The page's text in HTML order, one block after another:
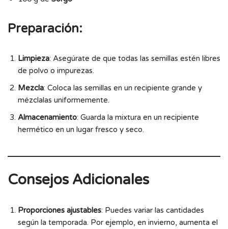
Preparación:
Limpieza: Asegúrate de que todas las semillas estén libres
de polvo o impurezas.
Mezcla: Coloca las semillas en un recipiente grande y
mézclalas uniformemente.
Almacenamiento: Guarda la mixtura en un recipiente
hermético en un lugar fresco y seco.
Consejos Adicionales
Proporciones ajustables: Puedes variar las cantidades
según la temporada. Por ejemplo, en invierno, aumenta el